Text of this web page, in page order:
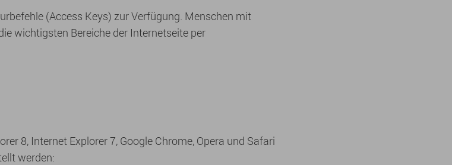
(Access Keys) zur Verfügung. Menschen mit
wichtigsten Bereiche der Internetseite per
8, Internet Explorer 7, Google Chrome, Opera und Safari
werden: